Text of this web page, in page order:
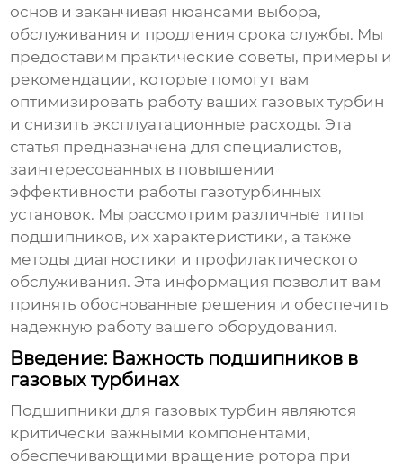
основ и заканчивая нюансами выбора,
обслуживания и продления срока службы. Мы
предоставим практические советы, примеры и
рекомендации, которые помогут вам
оптимизировать работу ваших газовых турбин
и снизить эксплуатационные расходы. Эта
статья предназначена для специалистов,
заинтересованных в повышении
эффективности работы газотурбинных
установок. Мы рассмотрим различные типы
подшипников, их характеристики, а также
методы диагностики и профилактического
обслуживания. Эта информация позволит вам
принять обоснованные решения и обеспечить
надежную работу вашего оборудования.
Введение: Важность подшипников в
газовых турбинах
Подшипники для газовых турбин являются
критически важными компонентами,
обеспечивающими вращение ротора при